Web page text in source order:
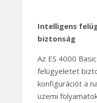
Intelligens
biztonság
Az ES 4000
felügyeletet
konfigurációt a
üzemi